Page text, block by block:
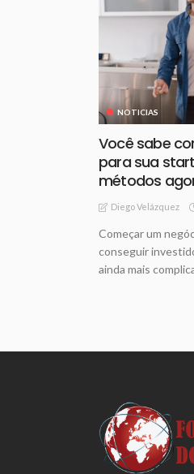
NOTICIAS
Você sabe
para sua
métodos
Diego Velázquez
Começar um
conseguir
ainda mais